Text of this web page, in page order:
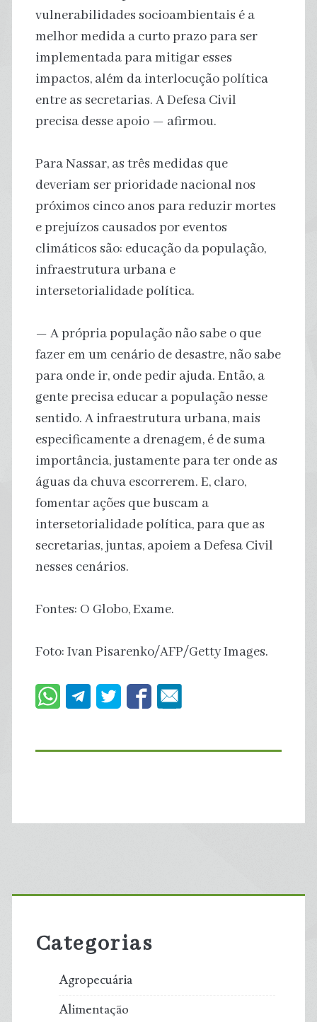
vulnerabilidades socioambientais é a
melhor medida a curto prazo para ser
implementada para mitigar esses
impactos, além da interlocução política
entre as secretarias. A Defesa Civil
precisa desse apoio — afirmou.
Para Nassar, as três medidas que
deveriam ser prioridade nacional nos
próximos cinco anos para reduzir mortes
e prejuízos causados por eventos
climáticos são: educação da população,
infraestrutura urbana e
intersetorialidade política.
— A própria população não sabe o que
fazer em um cenário de desastre, não sabe
para onde ir, onde pedir ajuda. Então, a
gente precisa educar a população nesse
sentido. A infraestrutura urbana, mais
especificamente a drenagem, é de suma
importância, justamente para ter onde as
águas da chuva escorrerem. E, claro,
fomentar ações que buscam a
intersetorialidade política, para que as
secretarias, juntas, apoiem a Defesa Civil
nesses cenários.
Fontes: O Globo, Exame.
Foto: Ivan Pisarenko/AFP/Getty Images.
Primary
Sidebar
Categorias
Agropecuária
Alimentação